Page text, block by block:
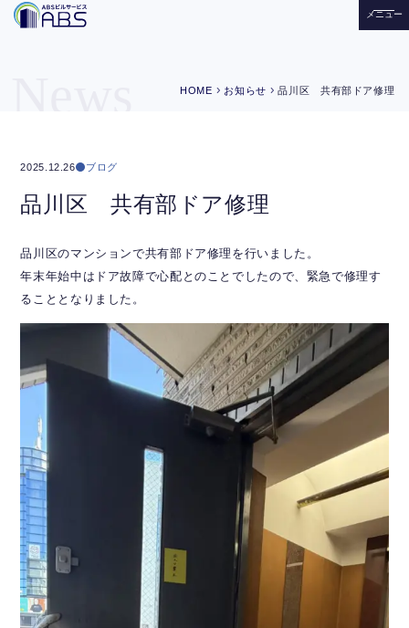
メニュー
HOME chevron_right お知らせ chevron_right品川区 共有部ドア修理
2025.12.26 ブログ
品川区 共有部ドア修理
品川区のマンションで共有部ドア修理を行いました。
年末年始中はドア故障で心配とのことでしたので、緊急で修理す
ることとなりました。